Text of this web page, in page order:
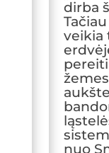
dirba
veikia
nuo